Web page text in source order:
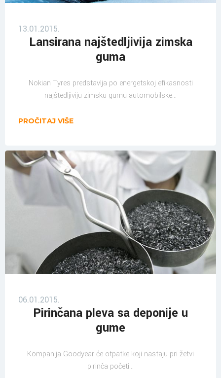
13.01.2015.
Lansirana najštedljivija zimska
guma
Nokian Tyres predstavlja po energetskoj efikasnosti
najštedljiviju zimsku gumu automobilske...
PROČITAJ VIŠE
06.01.2015.
Pirinčana pleva sa deponije u
gume
Kompanija Goodyear će otpatke koji nastaju pri žetvi
pirinča početi...